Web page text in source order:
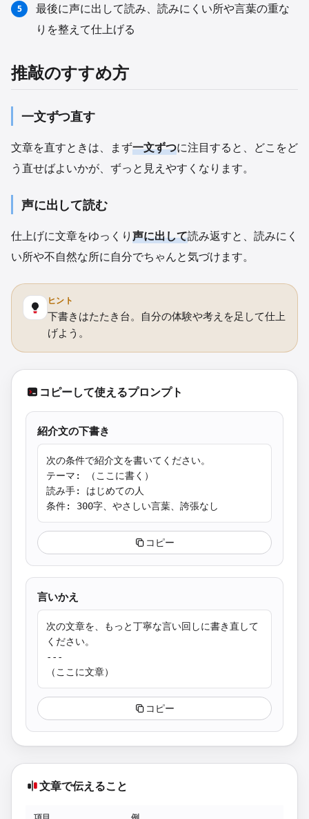
最後に声に出して読み、読みにくい所や言葉の重な
りを整えて仕上げる
推敲のすすめ方
一文ずつ直す
文章を直すときは、まず一文ずつに注目すると、どこをど
う直せばよいかが、ずっと見えやすくなります。
声に出して読む
仕上げに文章をゆっくり声に出して読み返すと、読みにく
い所や不自然な所に自分でちゃんと気づけます。
ヒント
下書きはたたき台。自分の体験や考えを足して仕上
げよう。
コピーして使えるプロンプト
紹介文の下書き
次の条件で紹介文を書いてください。
テーマ: （ここに書く）
読み手: はじめての人
条件: 300字、やさしい言葉、誇張なし
コピー
言いかえ
次の文章を、もっと丁寧な言い回しに書き直して
ください。
---
（ここに文章）
コピー
文章で伝えること